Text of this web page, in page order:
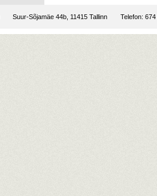
Suur-Sõjamäe 44b, 11415 Tallinn Telefon: